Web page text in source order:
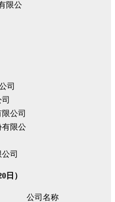
限公
司
公司
有限公
司
日）
公司名称